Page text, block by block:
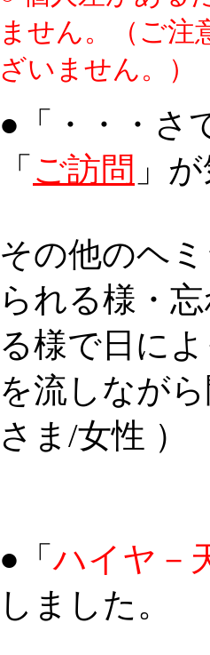
ません。（ご注
ざいません。）
●「・・・さ
「 ご訪問 」
その他のヘ
られる様・
る様で日に
を流しなが
さま/女性 ）
●「ハイヤ－
しました。